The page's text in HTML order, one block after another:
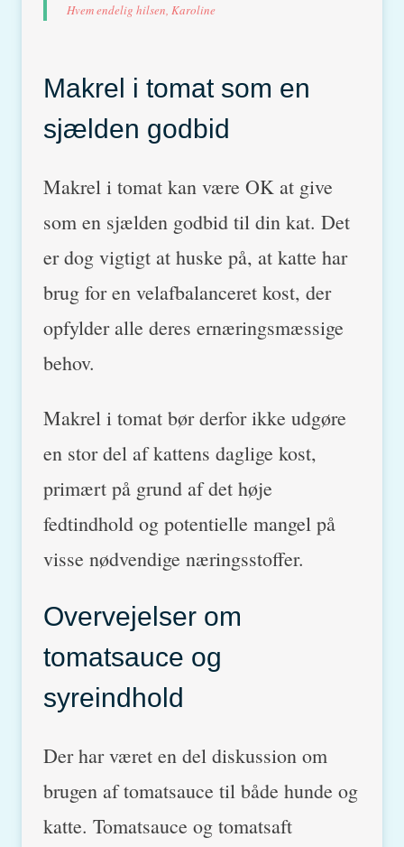
Hvem endelig hilsen, Karoline
Makrel i tomat som en
sjælden godbid
Makrel i tomat kan være OK at give
som en sjælden godbid til din kat. Det
er dog vigtigt at huske på, at katte har
brug for en velafbalanceret kost, der
opfylder alle deres ernæringsmæssige
behov.
Makrel i tomat bør derfor ikke udgøre
en stor del af kattens daglige kost,
primært på grund af det høje
fedtindhold og potentielle mangel på
visse nødvendige næringsstoffer.
Overvejelser om
tomatsauce og
syreindhold
Der har været en del diskussion om
brugen af tomatsauce til både hunde og
katte. Tomatsauce og tomatsaft